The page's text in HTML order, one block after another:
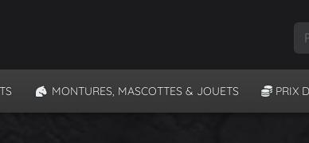
MONTURES, MASCOTTES & JOUETS PRIX